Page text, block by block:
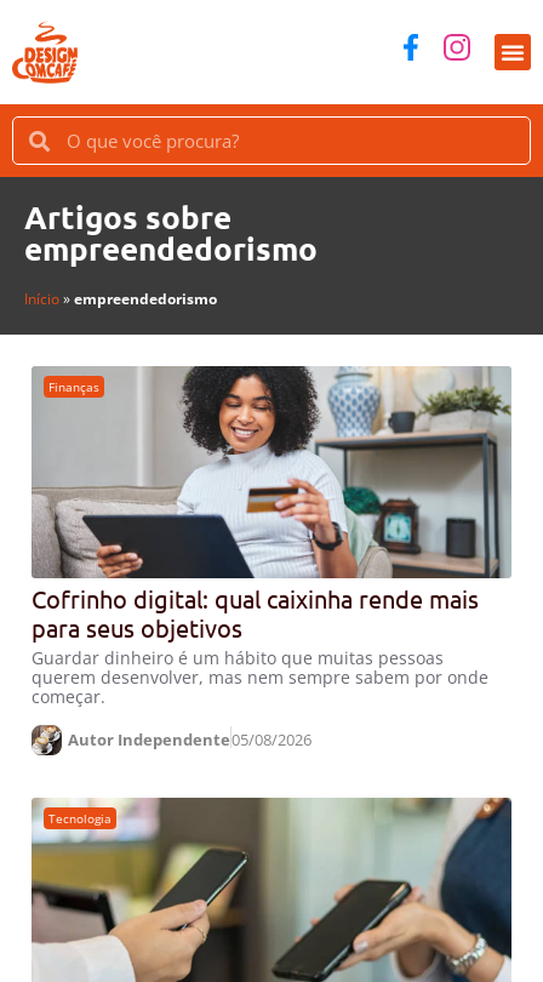
Artigos sobre
empreendedorismo
Início»empreendedorismo
Finanças
Cofrinho digital: qual caixinha rende mais
para seus objetivos
Guardar dinheiro é um hábito que muitas pessoas
querem desenvolver, mas nem sempre sabem por onde
começar.
Autor Independente05/08/2026
Tecnologia